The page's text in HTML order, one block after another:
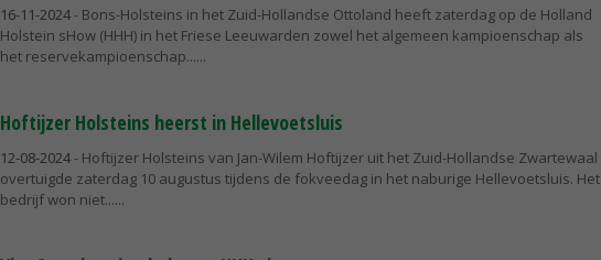
16-11-2024- Bons-Holsteins in het Zuid-Hollandse Ottoland heeft zaterdag op de Holland
Holstein sHow (HHH) in het Friese Leeuwarden zowel het algemeen kampioenschap als
het reservekampioenschap...
Hoftijzer Holsteins heerst in Hellevoetsluis
12-08-2024- Hoftijzer Holsteins van Jan-Wilem Hoftijzer uit het Zuid-Hollandse Zwartewaal
overtuigde zaterdag 10 augustus tijdens de fokveedag in het naburige Hellevoetsluis. Het
bedrijf won niet...